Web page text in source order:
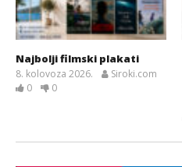
Najbolji filmski plakati
8. kolovoza 2026.
Siroki.com
0
0